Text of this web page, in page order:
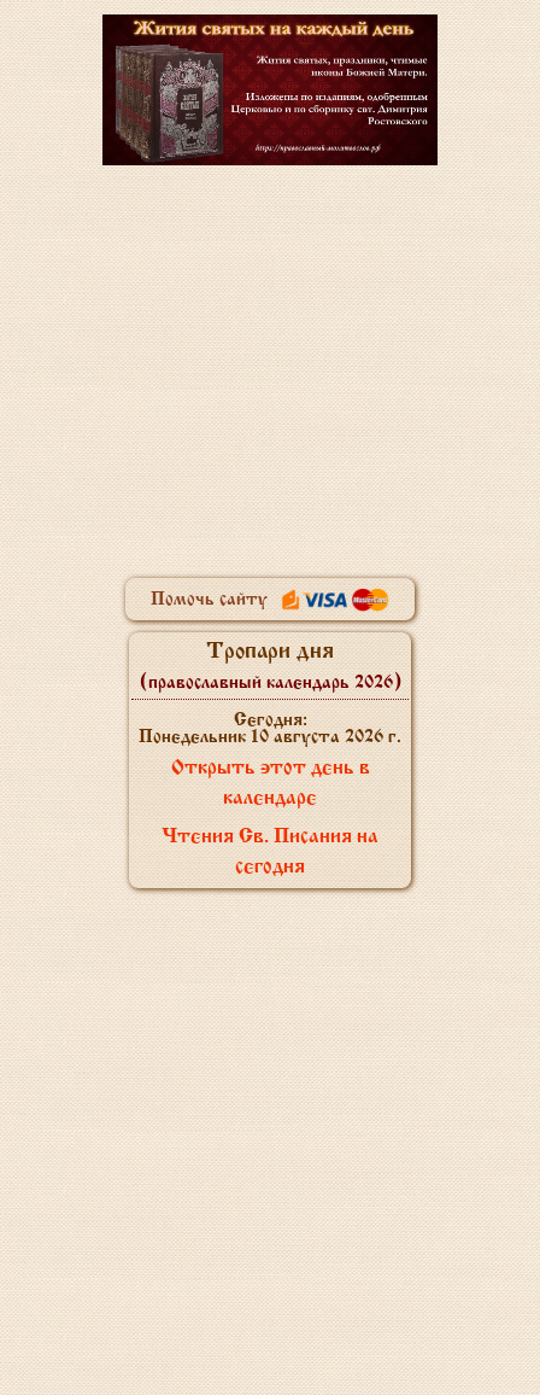
Помочь сайту
Тропари дня
(православный календарь 2026)
Сегодня:
Понедельник 10 августа 2026 г.
Открыть этот день в
календаре
Чтения Св. Писания на
сегодня